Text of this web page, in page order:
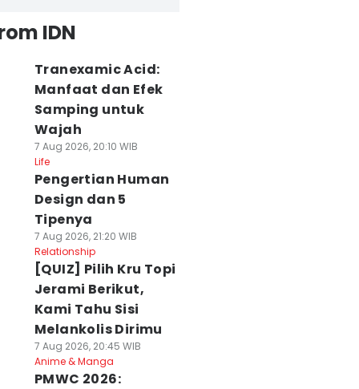
IDN
Tranexamic Acid:
Manfaat dan Efek
Samping untuk
Wajah
7 Aug 2026, 20:10 WIB
Life
Pengertian Human
Design dan 5
Tipenya
7 Aug 2026, 21:20 WIB
Relationship
[QUIZ] Pilih Kru Topi
Jerami Berikut,
Kami Tahu Sisi
Melankolis Dirimu
7 Aug 2026, 20:45 WIB
Anime & Manga
PMWC 2026: